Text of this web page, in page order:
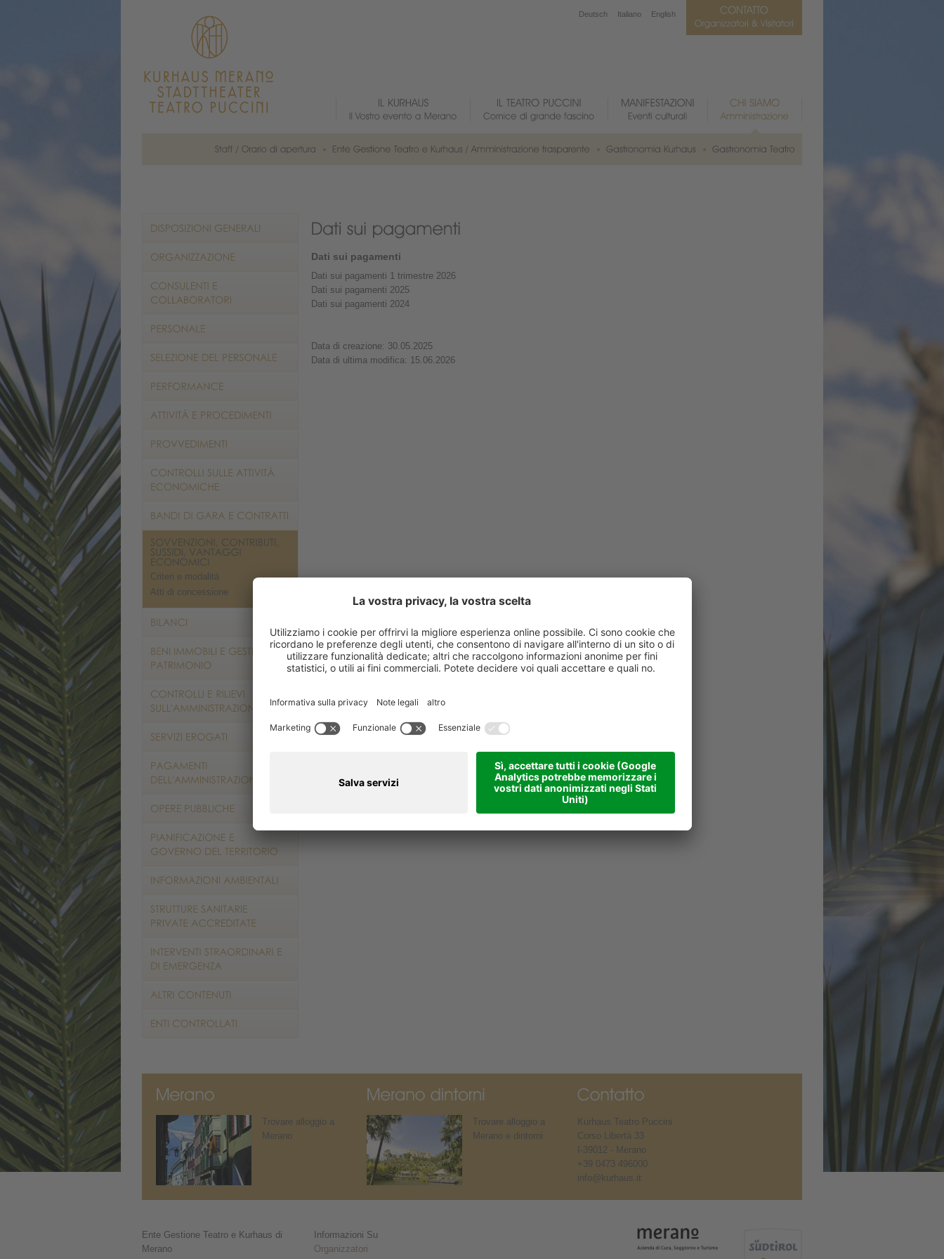
Criteri e modalità
Atti di concessione
Dati sui pagamenti
Dati sui pagamenti 1 trimestre 2026
Dati sui pagamenti 2025
Dati sui pagamenti 2024
Data di creazione: 30.05.2025
Data di ultima modifica: 15.06.2026
Deutsch Italiano English
Trovare alloggio a
Merano
Trovare alloggio a
Merano e dintorni
Kurhaus Teatro Puccini
Corso Libertà 33
I-39012 - Merano
+39 0473 496000
info@kurhaus.it
Ente Gestione Teatro e Kurhaus di
Merano
Informazioni Su
Organizzatori